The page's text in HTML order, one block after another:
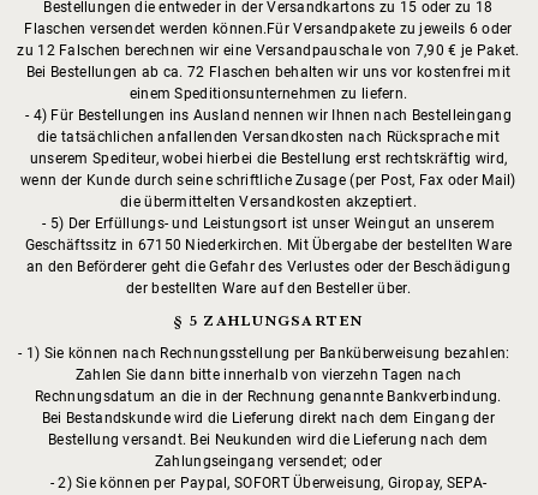
Bestellungen die entweder in der Versandkartons zu 15 oder zu 18
Flaschen versendet werden können.Für Versandpakete zu jeweils 6 oder
zu 12 Falschen berechnen wir eine Versandpauschale von 7,90 € je Paket.
Bei Bestellungen ab ca. 72 Flaschen behalten wir uns vor kostenfrei mit
einem Speditionsunternehmen zu liefern.
4) Für Bestellungen ins Ausland nennen wir Ihnen nach Bestelleingang
die tatsächlichen anfallenden Versandkosten nach Rücksprache mit
unserem Spediteur, wobei hierbei die Bestellung erst rechtskräftig wird,
wenn der Kunde durch seine schriftliche Zusage (per Post, Fax oder Mail)
die übermittelten Versandkosten akzeptiert.
5) Der Erfüllungs- und Leistungsort ist unser Weingut an unserem
Geschäftssitz in 67150 Niederkirchen. Mit Übergabe der bestellten Ware
an den Beförderer geht die Gefahr des Verlustes oder der Beschädigung
der bestellten Ware auf den Besteller über.
§ 5 ZAHLUNGSARTEN
1) Sie können nach Rechnungsstellung per Banküberweisung bezahlen:
Zahlen Sie dann bitte innerhalb von vierzehn Tagen nach
Rechnungsdatum an die in der Rechnung genannte Bankverbindung.
Bei Bestandskunde wird die Lieferung direkt nach dem Eingang der
Bestellung versandt. Bei Neukunden wird die Lieferung nach dem
Zahlungseingang versendet; oder
2) Sie können per Paypal, SOFORT Überweisung, Giropay, SEPA-